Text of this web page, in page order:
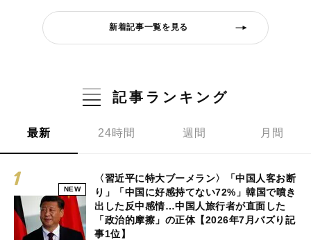
新着記事一覧を見る
記事ランキング
最新 24時間 週間 月間
NEW
〈習近平に特大ブーメラン〉「中国人客お断
り」「中国に好感持てない72%」韓国で噴き
出した反中感情…中国人旅行者が直面した
「政治的摩擦」の正体【2026年7月バズり記
事1位】